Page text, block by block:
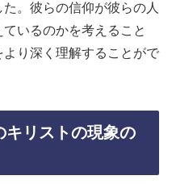
。彼らの信仰が彼らの人
いるのかを考えること
り深く理解することがで
キリストの現象の